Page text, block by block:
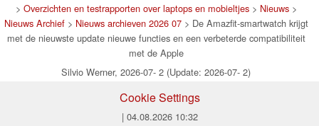
> Overzichten en testrapporten over laptops en mobieltjes> Nieuws>
Nieuws Archief> Nieuws archieven 2026 07> De Amazfit-smartwatch krijgt
met de nieuwste update nieuwe functies en een verbeterde compatibiliteit
met de Apple
Silvio Werner, 2026-07- 2 (Update: 2026-07- 2)
Cookie Settings
| 04.08.2026 10:32